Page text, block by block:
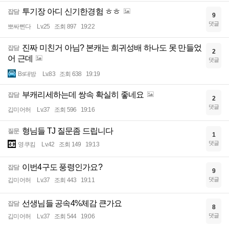
잡담 투기장 아디 신기한경험 ㅎㅎ
뽀싸삔다 Lv.25 조회 897 19:22
9
댓글
잡담 진짜 미친거 아님? 본캐는 희귀성배 하나도 못 만들었
어 근데
Bs대방 Lv.83 조회 638 19:19
2
댓글
잡담 부캐리세하는데 쌍속 확실히 좋네요
깁미어허 Lv.37 조회 596 19:16
2
댓글
질문 형님들 TJ 질문좀 드립니다
영쿠킴 Lv.42 조회 149 19:13
1
댓글
잡담 이번4구도 풍령인가요?
깁미어허 Lv.37 조회 443 19:11
9
댓글
잡담 선생님들 공속4%체감 큰가요
깁미어허 Lv.37 조회 544 19:06
8
댓글